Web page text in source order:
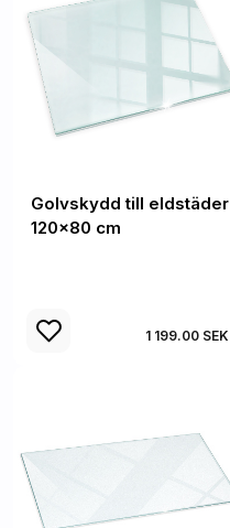
Golvskydd till eldstäder
120x80 cm
1 199.00 SEK